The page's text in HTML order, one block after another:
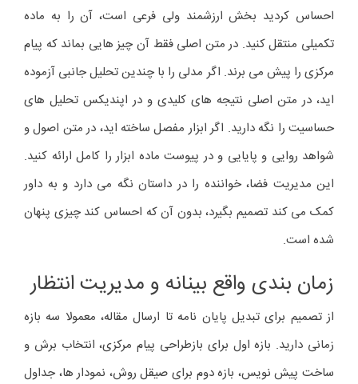
احساس کردید بخش ارزشمند ولی فرعی است، آن را به ماده
تکمیلی منتقل کنید. در متن اصلی فقط آن چیز هایی بماند که پیام
مرکزی را پیش می برند. اگر مدلی را با چندین تحلیل جانبی آزموده
اید، در متن اصلی نتیجه های کلیدی و در اپندیکس تحلیل های
حساسیت را نگه دارید. اگر ابزار مفصل ساخته اید، در متن اصول و
شواهد روایی و پایایی و در پیوست ماده ابزار را کامل ارائه کنید.
این مدیریت فضا، خواننده را در داستان نگه می دارد و به داور
کمک می کند تصمیم بگیرد، بدون آن که احساس کند چیزی پنهان
شده است.
زمان بندی واقع بینانه و مدیریت انتظار
از تصمیم برای تبدیل پایان نامه تا ارسال مقاله، معمولا سه بازه
زمانی دارید. بازه اول برای بازطراحی پیام مرکزی، انتخاب برش و
ساخت پیش نویس، بازه دوم برای صیقل روش، نمودار ها، جداول